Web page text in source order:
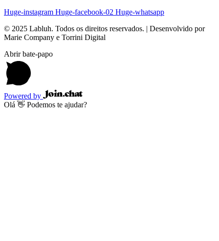
Huge-instagram Huge-facebook-02 Huge-whatsapp
© 2025 Labluh. Todos os direitos reservados. | Desenvolvido por
Marie Company e Torrini Digital
Abrir bate-papo
Powered by
Olá 👋 Podemos te ajudar?